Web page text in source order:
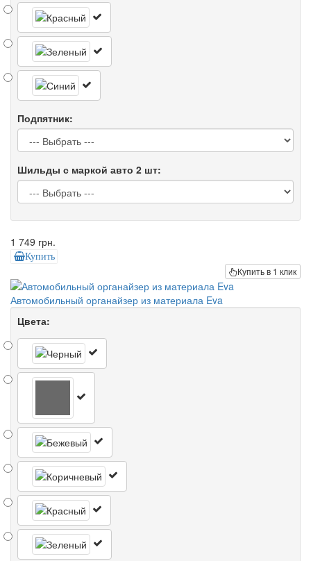
Подпятник:
Шильды с маркой авто 2 шт:
1 749 грн.
Купить
Купить в 1 клик
Автомобильный органайзер из материала Eva
Цвета: